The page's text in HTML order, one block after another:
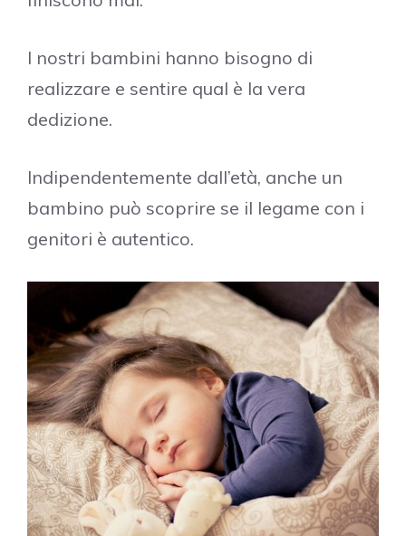
I nostri bambini hanno bisogno di
realizzare e sentire qual è la vera
dedizione.
Indipendentemente dall’età, anche un
bambino può scoprire se il legame con i
genitori è autentico.